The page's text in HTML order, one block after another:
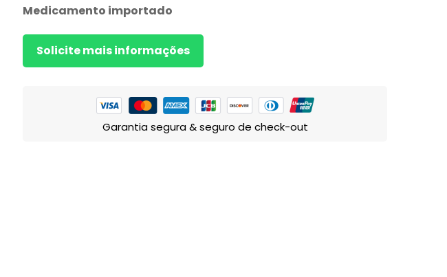
Medicamento importado
Solicite mais informações
Garantia segura & seguro de check-out